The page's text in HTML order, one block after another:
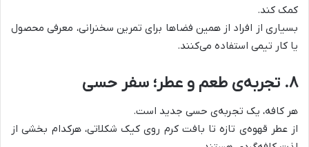
کمک کند.
بسیاری از افراد از همین فضاها برای تمرین سخنرانی، معرفی محصول
یا کار تیمی استفاده می‌کنند.
۸. تجربه‌ی طعم و عطر؛ سفر حسی
هر کافه، یک تجربه‌ی حسی جدید است.
از عطر قهوه‌ی تازه تا بافت کرم روی کیک شکلاتی، هرکدام بخشی از